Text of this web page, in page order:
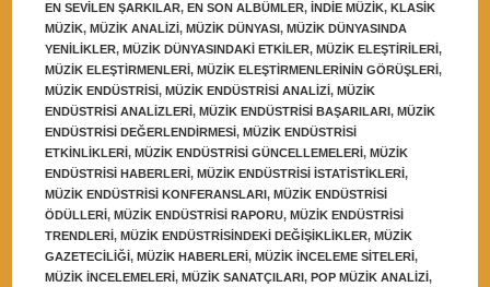
EN SEVILEN ŞARKILAR, EN SON ALBÜMLER, INDIE MÜZIK, KLASIK
MÜZIK, MÜZIK ANALIZI, MÜZIK DÜNYASI, MÜZIK DÜNYASINDA
YENILIKLER, MÜZIK DÜNYASINDAKI ETKILER, MÜZIK ELEŞTIRILERI,
MÜZIK ELEŞTIRMENLERI, MÜZIK ELEŞTIRMENLERININ GÖRÜŞLERI,
MÜZIK ENDÜSTRISI, MÜZIK ENDÜSTRISI ANALIZI, MÜZIK
ENDÜSTRISI ANALIZLERI, MÜZIK ENDÜSTRISI BAŞARILARI, MÜZIK
ENDÜSTRISI DEĞERLENDIRMESI, MÜZIK ENDÜSTRISI
ETKINLIKLERI, MÜZIK ENDÜSTRISI GÜNCELLEMELERI, MÜZIK
ENDÜSTRISI HABERLERI, MÜZIK ENDÜSTRISI ISTATISTIKLERI,
MÜZIK ENDÜSTRISI KONFERANSLARI, MÜZIK ENDÜSTRISI
ÖDÜLLERI, MÜZIK ENDÜSTRISI RAPORU, MÜZIK ENDÜSTRISI
TRENDLERI, MÜZIK ENDÜSTRISINDEKI DEĞIŞIKLIKLER, MÜZIK
GAZETECILIĞI, MÜZIK HABERLERI, MÜZIK INCELEME SITELERI,
MÜZIK INCELEMELERI, MÜZIK SANATÇILARI, POP MÜZIK ANALIZI,